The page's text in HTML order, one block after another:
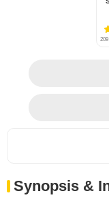
Synopsis &